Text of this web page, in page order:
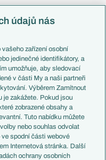
Livescore
Tipovací soutěž
údajů nás
vašeho zařízení osobní
jedinečné identifikátory, a
umožňuje, aby sledovací
v části My a naši partneři
Výběrem Zamítnout
je zakážete. Pokud jsou
zobrazené obsahy a
Tuto nabídku můžete
nebo souhlas odvolat
spodní části webové
Internetová stránka. Další
ochrany osobních